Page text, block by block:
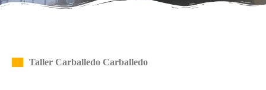
Taller Carballedo Carballedo